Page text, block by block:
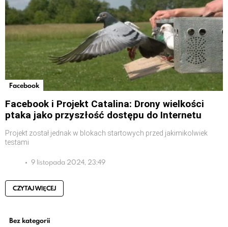
Facebook
Facebook i Projekt Catalina: Drony wielkości
ptaka jako przyszłość dostępu do Internetu
Projekt został jednak w blokach startowych przed jakimikolwiek
testami
9 listopada 2024, 23:49
CZYTAJ WIĘCEJ
Bez kategorii